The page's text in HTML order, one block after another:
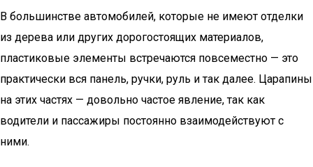
В большинстве автомобилей, которые не имеют отделки
из дерева или других дорогостоящих материалов,
пластиковые элементы встречаются повсеместно — это
практически вся панель, ручки, руль и так далее. Царапины
на этих частях — довольно частое явление, так как
водители и пассажиры постоянно взаимодействуют с
ними.